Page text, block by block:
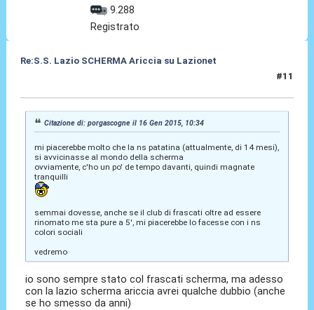
9.288
Registrato
Re:S.S. Lazio SCHERMA Ariccia su Lazionet
#11
Citazione di: porgascogne il 16 Gen 2015, 10:34
mi piacerebbe molto che la ns patatina (attualmente, di 14 mesi),
si avvicinasse al mondo della scherma
ovviamente, c'ho un po' de tempo davanti, quindi magnate
tranquilli
semmai dovesse, anche se il club di frascati oltre ad essere
rinomato me sta pure a 5', mi piacerebbe lo facesse con i ns
colori sociali
vedremo
io sono sempre stato col frascati scherma, ma adesso
con la lazio scherma ariccia avrei qualche dubbio (anche
se ho smesso da anni)